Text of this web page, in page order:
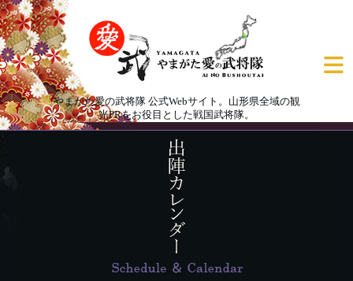
やまがた愛の武将隊 公式Webサイト。山形県全域の観
光PRをお役目とした戦国武将隊。